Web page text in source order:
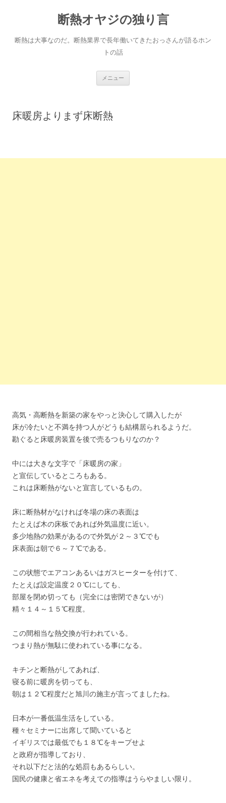
断熱オヤジの独り言
断熱は大事なのだ。断熱業界で長年働いてきたおっさんが語るホン
トの話
メニュー
床暖房よりまず床断熱
高気・高断熱を新築の家をやっと決心して購入したが
床が冷たいと不満を持つ人がどうも結構居られるようだ。
勘ぐると床暖房装置を後で売るつもりなのか？
中には大きな文字で「床暖房の家」
と宣伝しているところもある。
これは床断熱がないと宣言しているもの。
床に断熱材がなければ冬場の床の表面は
たとえば木の床板であれば外気温度に近い。
多少地熱の効果があるので外気が２～３℃でも
床表面は朝で６～７℃である。
この状態でエアコンあるいはガスヒーターを付けて、
たとえば設定温度２０℃にしても、
部屋を閉め切っても（完全には密閉できないが）
精々１４～１５℃程度。
この間相当な熱交換が行われている。
つまり熱が無駄に使われている事になる。
キチンと断熱がしてあれば、
寝る前に暖房を切っても、
朝は１２℃程度だと旭川の施主が言ってましたね。
日本が一番低温生活をしている。
種々セミナーに出席して聞いていると
イギリスでは最低でも１８℃をキープせよ
と政府が指導しており、
それ以下だと法的な処罰もあるらしい。
国民の健康と省エネを考えての指導はうらやましい限り。